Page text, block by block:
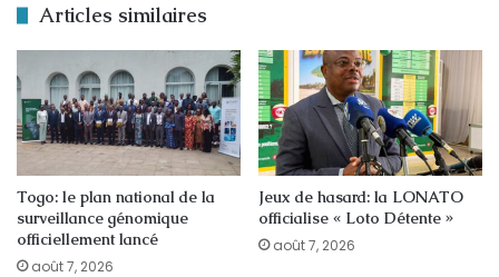
Articles similaires
Togo: le plan national de la
surveillance génomique
officiellement lancé
août 7, 2026
Jeux de hasard: la LONATO
officialise « Loto Détente »
août 7, 2026